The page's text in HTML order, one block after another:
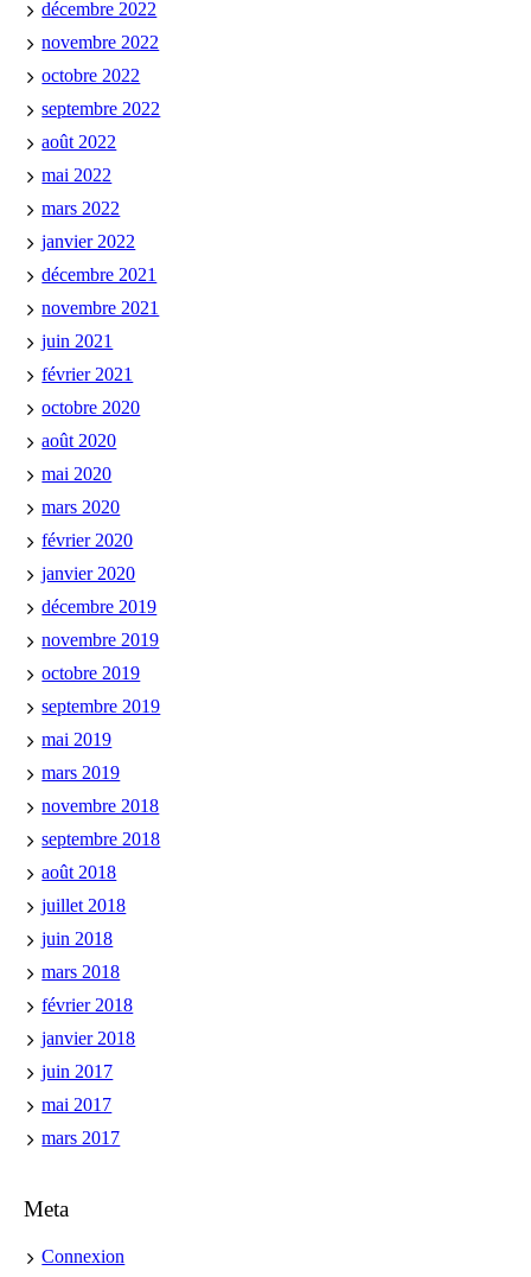
décembre 2022
novembre 2022
octobre 2022
septembre 2022
août 2022
mai 2022
mars 2022
janvier 2022
décembre 2021
novembre 2021
juin 2021
février 2021
octobre 2020
août 2020
mai 2020
mars 2020
février 2020
janvier 2020
décembre 2019
novembre 2019
octobre 2019
septembre 2019
mai 2019
mars 2019
novembre 2018
septembre 2018
août 2018
juillet 2018
juin 2018
mars 2018
février 2018
janvier 2018
juin 2017
mai 2017
mars 2017
Meta
Connexion